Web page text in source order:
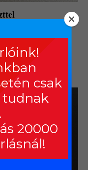
csak
tudnak
20000